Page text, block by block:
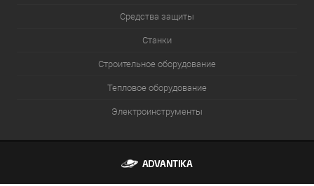
Средства защиты
Станки
Строительное оборудование
Тепловое оборудование
Электроинструменты